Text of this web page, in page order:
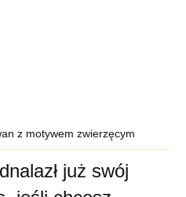
z motywem zwierzęcym
już swój